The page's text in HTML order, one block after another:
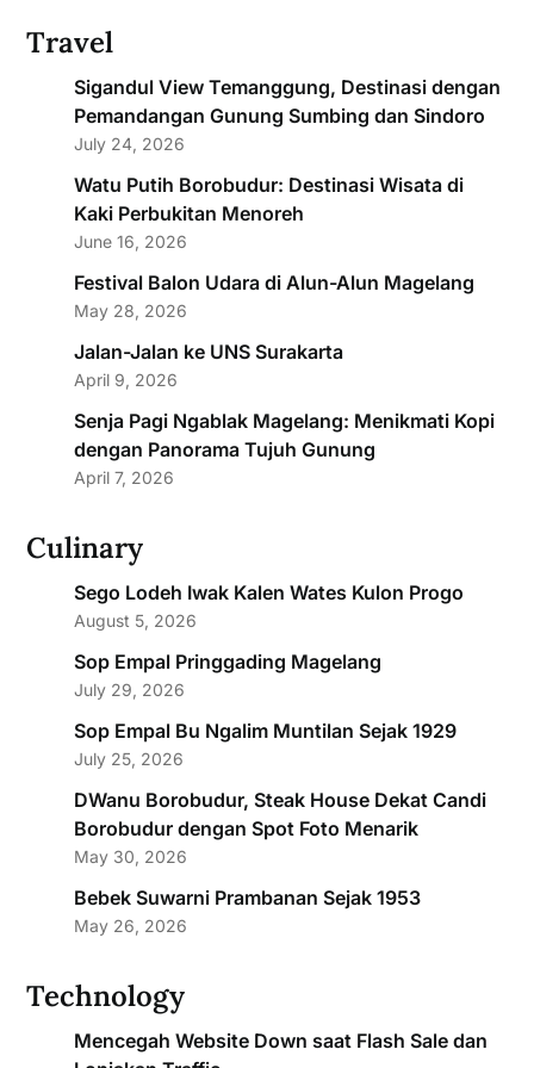
Travel
Sigandul View Temanggung, Destinasi dengan
Pemandangan Gunung Sumbing dan Sindoro
July 24, 2026
Watu Putih Borobudur: Destinasi Wisata di
Kaki Perbukitan Menoreh
June 16, 2026
Festival Balon Udara di Alun-Alun Magelang
May 28, 2026
Jalan-Jalan ke UNS Surakarta
April 9, 2026
Senja Pagi Ngablak Magelang: Menikmati Kopi
dengan Panorama Tujuh Gunung
April 7, 2026
Culinary
Sego Lodeh Iwak Kalen Wates Kulon Progo
August 5, 2026
Sop Empal Pringgading Magelang
July 29, 2026
Sop Empal Bu Ngalim Muntilan Sejak 1929
July 25, 2026
DWanu Borobudur, Steak House Dekat Candi
Borobudur dengan Spot Foto Menarik
May 30, 2026
Bebek Suwarni Prambanan Sejak 1953
May 26, 2026
Technology
Mencegah Website Down saat Flash Sale dan